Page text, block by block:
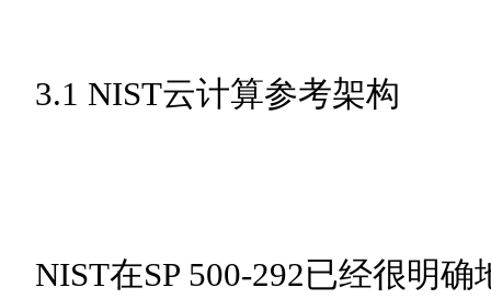
3.1 NIST云计算参考架构
NIST在SP 500-292已经很明